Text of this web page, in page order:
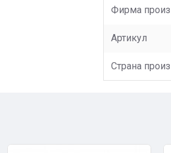
Фирма
Артикул
Страна